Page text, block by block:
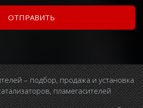
– подбор, продажа и установка
пламегасителей